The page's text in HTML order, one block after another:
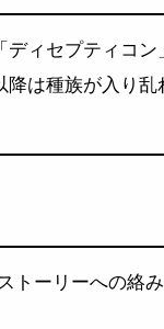
ィセプティコン
降は種族が入り乱
トーリーへの絡